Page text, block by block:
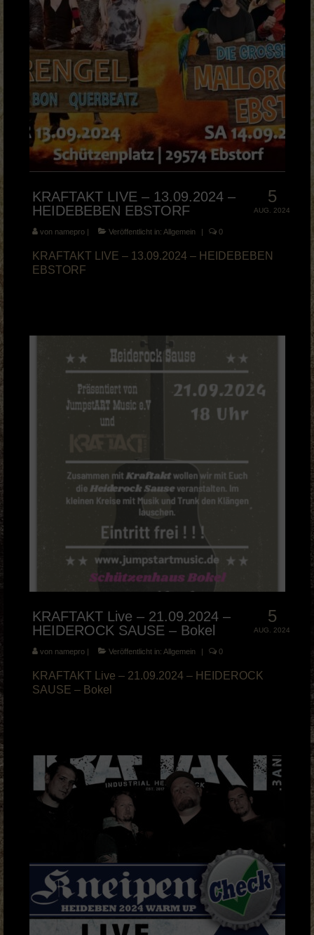
5
AUG. 2024
KRAFTAKT LIVE – 13.09.2024 –
HEIDEBEBEN EBSTORF
von namepro | Veröffentlicht in: Allgemein | 0
KRAFTAKT LIVE – 13.09.2024 – HEIDEBEBEN
EBSTORF
5
AUG. 2024
KRAFTAKT Live – 21.09.2024 –
HEIDEROCK SAUSE – Bokel
von namepro | Veröffentlicht in: Allgemein | 0
KRAFTAKT Live – 21.09.2024 – HEIDEROCK
SAUSE – Bokel